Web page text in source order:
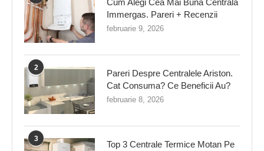
Cum Alegi Cea Mai Buna Centrala
Immergas. Pareri + Recenzii
februarie 9, 2026
2
Pareri Despre Centralele Ariston.
Cat Consuma? Ce Beneficii Au?
februarie 8, 2026
3
Top 3 Centrale Termice Motan Pe